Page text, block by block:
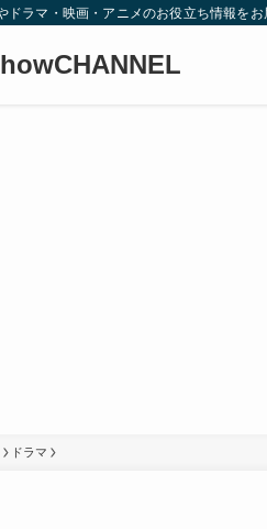
ドラマ・映画・アニメのお役立ち情報を
ドラマ